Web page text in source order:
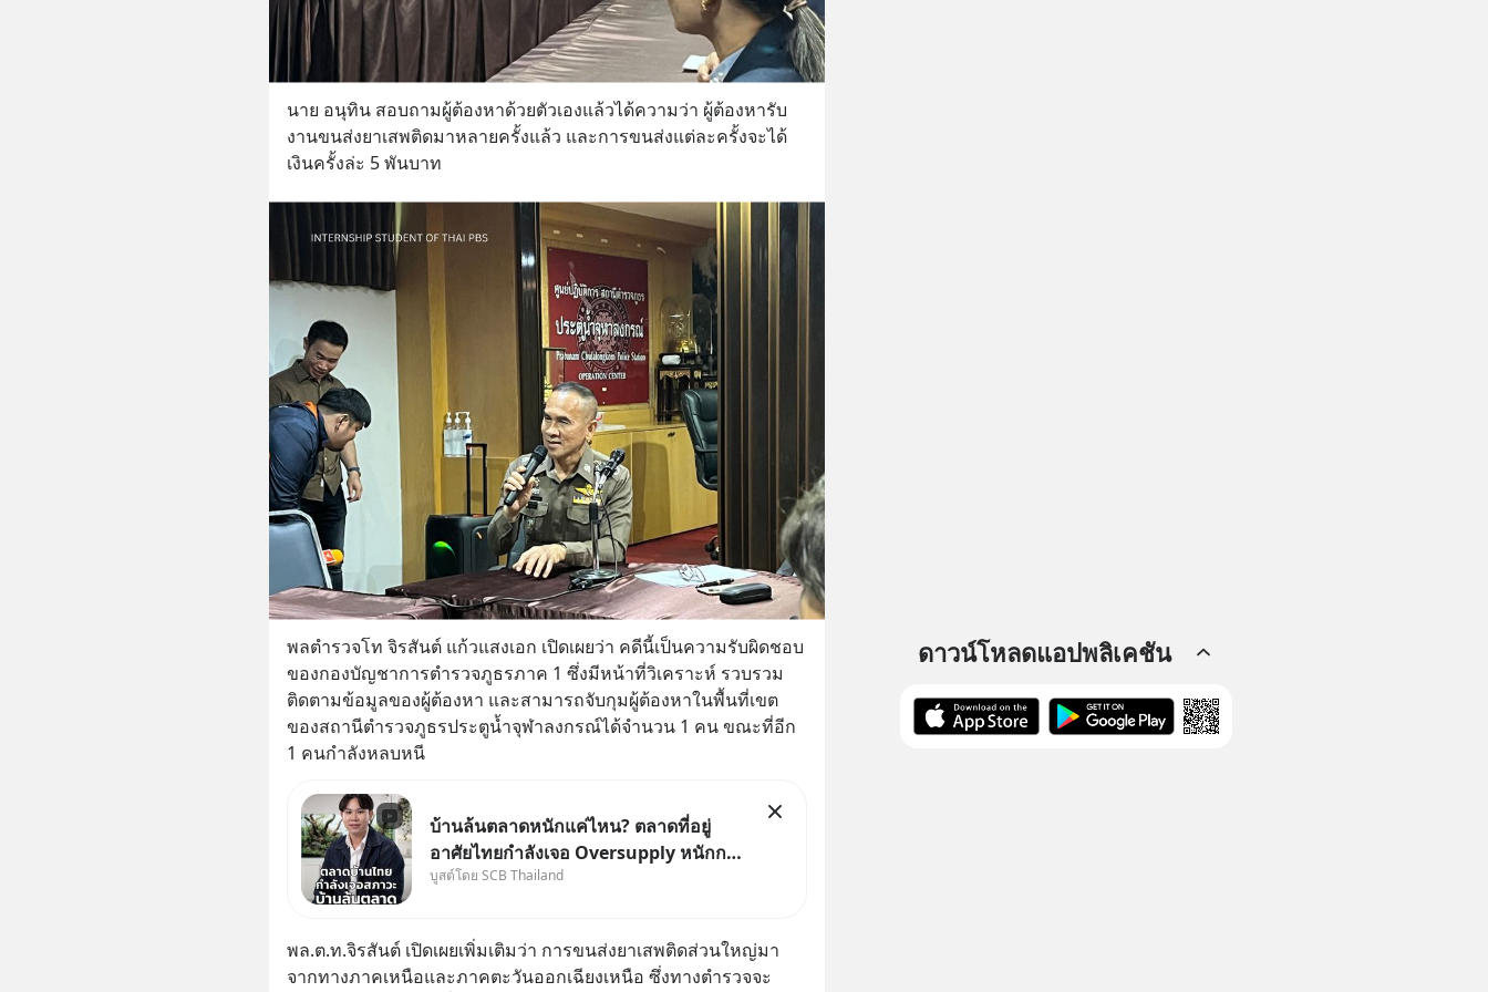
นาย อนุทิน สอบถามผู้ต้องหาด้วยตัวเองแล้วได้ความว่า ผู้ต้องหารับ
งานขนส่งยาเสพติดมาหลายครั้งแล้ว และการขนส่งแต่ละครั้งจะได้
เงินครั้งล่ะ 5 พันบาท
พลตำรวจโท จิรสันต์ แก้วแสงเอก เปิดเผยว่า คดีนี้เป็นความรับผิดชอบ
ของกองบัญชาการตำรวจภูธรภาค 1 ซึ่งมีหน้าที่วิเคราะห์ รวบรวม
ติดตามข้อมูลของผู้ต้องหา และสามารถจับกุมผู้ต้องหาในพื้นที่เขต
ของสถานีตำรวจภูธรประตูน้ำจุฬาลงกรณ์ได้จำนวน 1 คน ขณะที่อีก
1 คนกำลังหลบหนี
บ้านล้นตลาดหนักแค่ไหน? ตลาดที่อยู่
อาศัยไทยกำลังเจอ Oversupply หนักกว่า
ที่คิด และปัญหานี้อาจไม่ได้จบแค่เรื่อง
ตลาด #เศรษฐกิจไทย #EICAround
#SCBThailand สามารถดูคลิปท
บูสต์โดย SCB Thailand
พล.ต.ท.จิรสันต์ เปิดเผยเพิ่มเติมว่า การขนส่งยาเสพติดส่วนใหญ่มา
จากทางภาคเหนือและภาคตะวันออกเฉียงเหนือ ซึ่งทางตำรวจจะ
ดาวน์โหลดแอปพลิเคชัน